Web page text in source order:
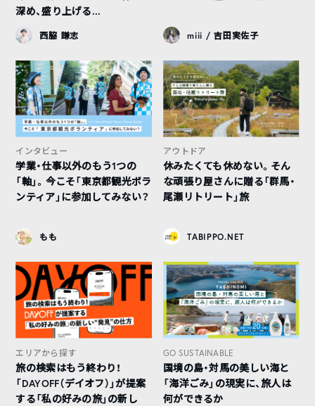
深め、盛り上げる...
西脇 謙志 miii / 吉田実佐子
インタビュー
学業・仕事以外のもう1つの
「軸」。今こそ「東京都観光ボラ
ンティア」に参加してみない？
もも
アウトドア
休みたくても休めない。そん
な頑張り屋さんに贈る「群馬・
尾瀬リトリート」旅
TABIPPO.NET
エリアから探す
旅の検索はもう終わり！
「DAYOFF（デイオフ）」が提案
する「私の好みの旅」の新し
GO SUSTAINABLE
国境の島・対馬の美しい海と
「海洋ごみ」の現実に、旅人は
何ができるか